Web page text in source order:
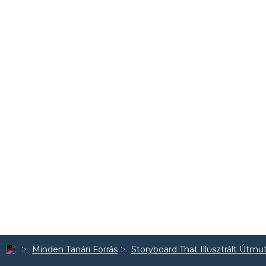
Minden Tanári Forrás Storyboard That Illusztrált